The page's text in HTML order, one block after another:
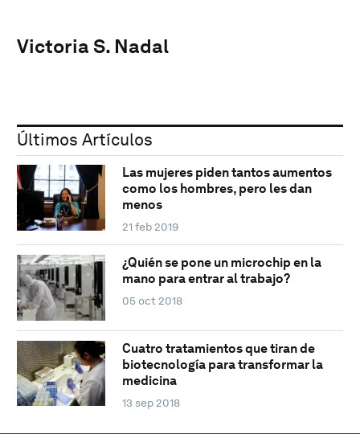
Victoria S. Nadal
Últimos Artículos
Las mujeres piden tantos aumentos
como los hombres, pero les dan
menos
21 feb 2019
¿Quién se pone un microchip en la
mano para entrar al trabajo?
05 oct 2018
Cuatro tratamientos que tiran de
biotecnología para transformar la
medicina
13 sep 2018